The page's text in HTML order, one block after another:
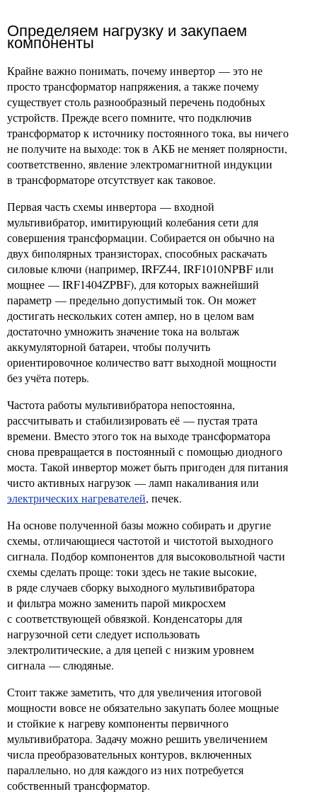
Определяем нагрузку и закупаем
компоненты
Крайне важно понимать, почему инвертор — это не
просто трансформатор напряжения, а также почему
существует столь разнообразный перечень подобных
устройств. Прежде всего помните, что подключив
трансформатор к источнику постоянного тока, вы ничего
не получите на выходе: ток в АКБ не меняет полярности,
соответственно, явление электромагнитной индукции
в трансформаторе отсутствует как таковое.
Первая часть схемы инвертора — входной
мультивибратор, имитирующий колебания сети для
совершения трансформации. Собирается он обычно на
двух биполярных транзисторах, способных раскачать
силовые ключи (например, IRFZ44, IRF1010NPBF или
мощнее — IRF1404ZPBF), для которых важнейший
параметр — предельно допустимый ток. Он может
достигать нескольких сотен ампер, но в целом вам
достаточно умножить значение тока на вольтаж
аккумуляторной батареи, чтобы получить
ориентировочное количество ватт выходной мощности
без учёта потерь.
Частота работы мультивибратора непостоянна,
рассчитывать и стабилизировать её — пустая трата
времени. Вместо этого ток на выходе трансформатора
снова превращается в постоянный с помощью диодного
моста. Такой инвертор может быть пригоден для питания
чисто активных нагрузок — ламп накаливания или
электрических нагревателей, печек.
На основе полученной базы можно собирать и другие
схемы, отличающиеся частотой и чистотой выходного
сигнала. Подбор компонентов для высоковольтной части
схемы сделать проще: токи здесь не такие высокие,
в ряде случаев сборку выходного мультивибратора
и фильтра можно заменить парой микросхем
с соответствующей обвязкой. Конденсаторы для
нагрузочной сети следует использовать
электролитические, а для цепей с низким уровнем
сигнала — слюдяные.
Стоит также заметить, что для увеличения итоговой
мощности вовсе не обязательно закупать более мощные
и стойкие к нагреву компоненты первичного
мультивибратора. Задачу можно решить увеличением
числа преобразовательных контуров, включенных
параллельно, но для каждого из них потребуется
собственный трансформатор.